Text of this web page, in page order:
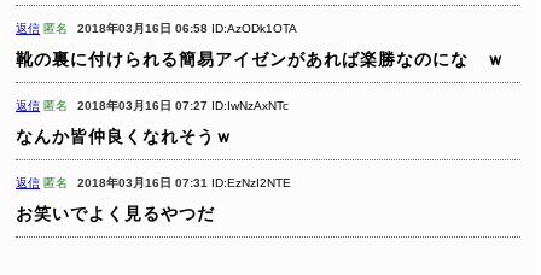
返信 匿名 2018年03月16日 06:58 ID:AzODk1OTA
靴の裏に付けられる簡易アイゼンがあれば楽勝なのにな ｗ
返信 匿名 2018年03月16日 07:27 ID:IwNzAxNTc
なんか皆仲良くなれそうｗ
返信 匿名 2018年03月16日 07:31 ID:EzNzI2NTE
お笑いでよく見るやつだ